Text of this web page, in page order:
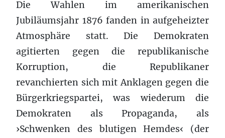
Die Wahlen im amerikanischen
Jubiläumsjahr 1876 fanden in aufgeheizter
Atmosphäre statt. Die Demokraten
agitierten gegen die republikanische
Korruption, die Republikaner
revanchierten sich mit Anklagen gegen die
Bürgerkriegspartei, was wiederum die
Demokraten als Propaganda, als
›Schwenken des blutigen Hemdes‹ (der